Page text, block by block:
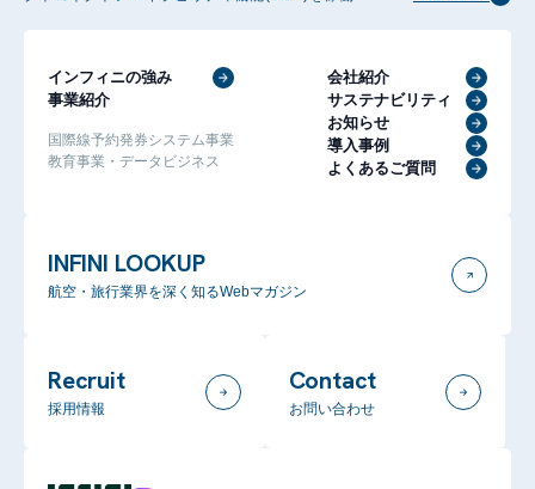
インフィニの強み
事業紹介
国際線予約発券システム事業
教育事業・データビジネス
会社紹介
サステナビリティ
お知らせ
導入事例
よくあるご質問
INFINI LOOKUP
航空・旅行業界を深く知るWebマガジン
Recruit
採用情報
Contact
お問い合わせ